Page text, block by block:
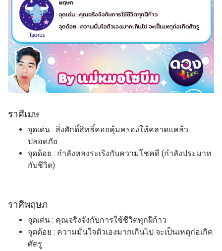
ราศีเมษ
จุดเด่น : สิ่งศักดิ์สิทธิ์คอยคุ้มครองให้คลาดแคล้ว
ปลอดภัย
จุดด้อย : กำลังหลงระเริงกับความโชคดี (กำลังประมาท
กับชีวิต)
ราศีพฤษภ
จุดเด่น : คุณจริงจังกับการใช้ชีวิตทุกฝีก้าว
จุดด้อย : ความมั่นใจตัวเองมากเกินไป จะเป็นเหตุก่อเกิด
ศัตรู